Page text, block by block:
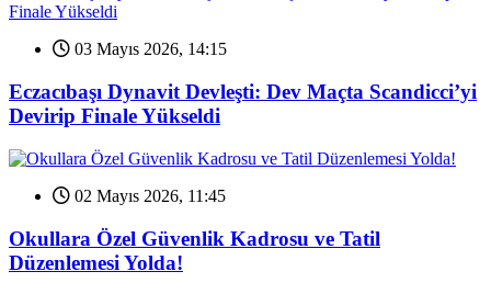
03 Mayıs 2026, 14:15
Eczacıbaşı Dynavit Devleşti: Dev Maçta Scandicci’yi
Devirip Finale Yükseldi
02 Mayıs 2026, 11:45
Okullara Özel Güvenlik Kadrosu ve Tatil
Düzenlemesi Yolda!